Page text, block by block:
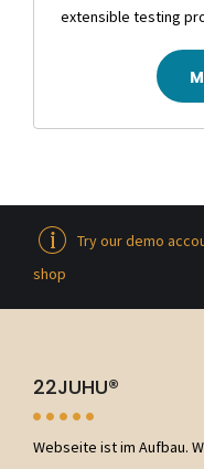
extensible testing
Try our demo
shop
22JUHU®
Webseite ist im Aufbau.